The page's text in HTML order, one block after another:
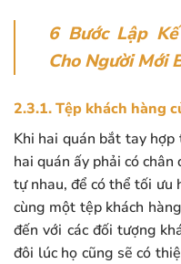
6 Bước Lập
Cho Người Mới
2.3.1. Tệp khách hàng
Khi hai quán bắt tay
hai quán ấy phải có
tự nhau, để có thể tối ưu
cùng một tệp khách
đến với các đối tượng
đôi lúc họ cũng sẽ có